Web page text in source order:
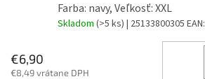
Farba: navy, Veľkosť: XXL
Skladom (>5 ks) | 25133800305 EAN:
€6,90
€8,49 vrátane DPH